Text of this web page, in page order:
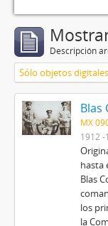
Descripción
Sólo objetos digitales
Blas
MX
1912
hasta
Blas
los
la